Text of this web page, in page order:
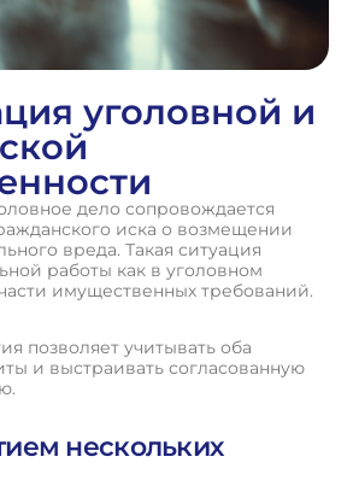
уголовной и
дело сопровождается
иска о возмещении
вреда. Такая ситуация
работы как в уголовном
имущественных требований.
позволяет учитывать оба
и выстраивать согласованную
нескольких